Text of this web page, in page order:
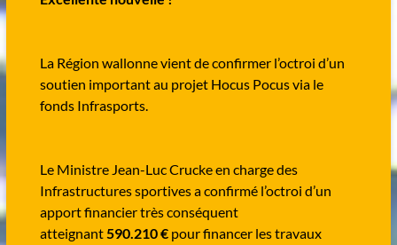
La Région wallonne vient de confirmer l’octroi d’un
soutien important au projet Hocus Pocus via le
fonds Infrasports.
Le Ministre Jean-Luc Crucke en charge des
Infrastructures sportives a confirmé l’octroi d’un
apport financier très conséquent
atteignant590.210 €pour financer les travaux